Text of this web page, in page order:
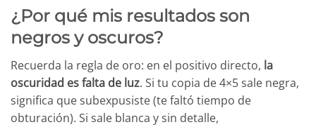
¿Por qué mis resultados son
negros y oscuros?
Recuerda la regla de oro: en el positivo directo, la
oscuridad es falta de luz. Si tu copia de 4×5 sale negra,
significa que subexpusiste (te faltó tiempo de
obturación). Si sale blanca y sin detalle,